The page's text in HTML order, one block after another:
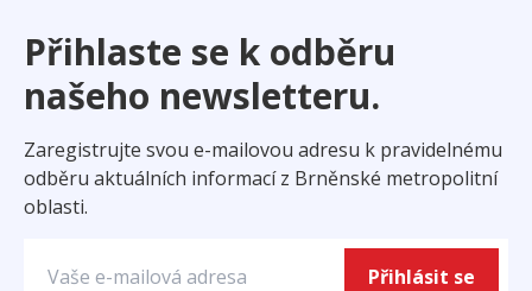
Přihlaste se k odběru
našeho newsletteru.
Zaregistrujte svou e-mailovou adresu k pravidelnému
odběru aktuálních informací z Brněnské metropolitní
oblasti.
Přihlásit se